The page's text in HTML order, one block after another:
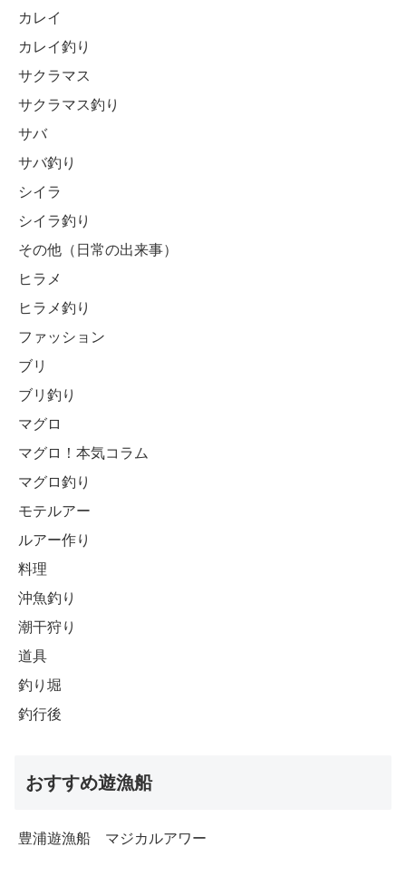
カレイ
カレイ釣り
サクラマス
サクラマス釣り
サバ
サバ釣り
シイラ
シイラ釣り
その他（日常の出来事）
ヒラメ
ヒラメ釣り
ファッション
ブリ
ブリ釣り
マグロ
マグロ！本気コラム
マグロ釣り
モテルアー
ルアー作り
料理
沖魚釣り
潮干狩り
道具
釣り堀
釣行後
おすすめ遊漁船
豊浦遊漁船 マジカルアワー